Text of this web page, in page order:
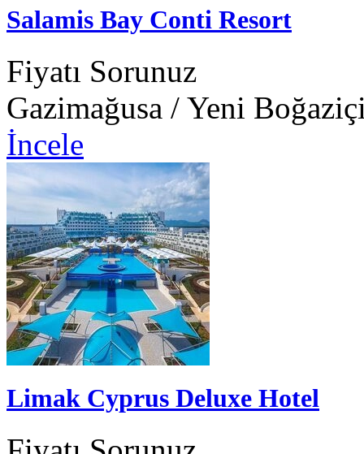
Salamis Bay Conti Resort
Fiyatı Sorunuz
Gazimağusa / Yeni
İncele
Limak Cyprus Deluxe Hotel